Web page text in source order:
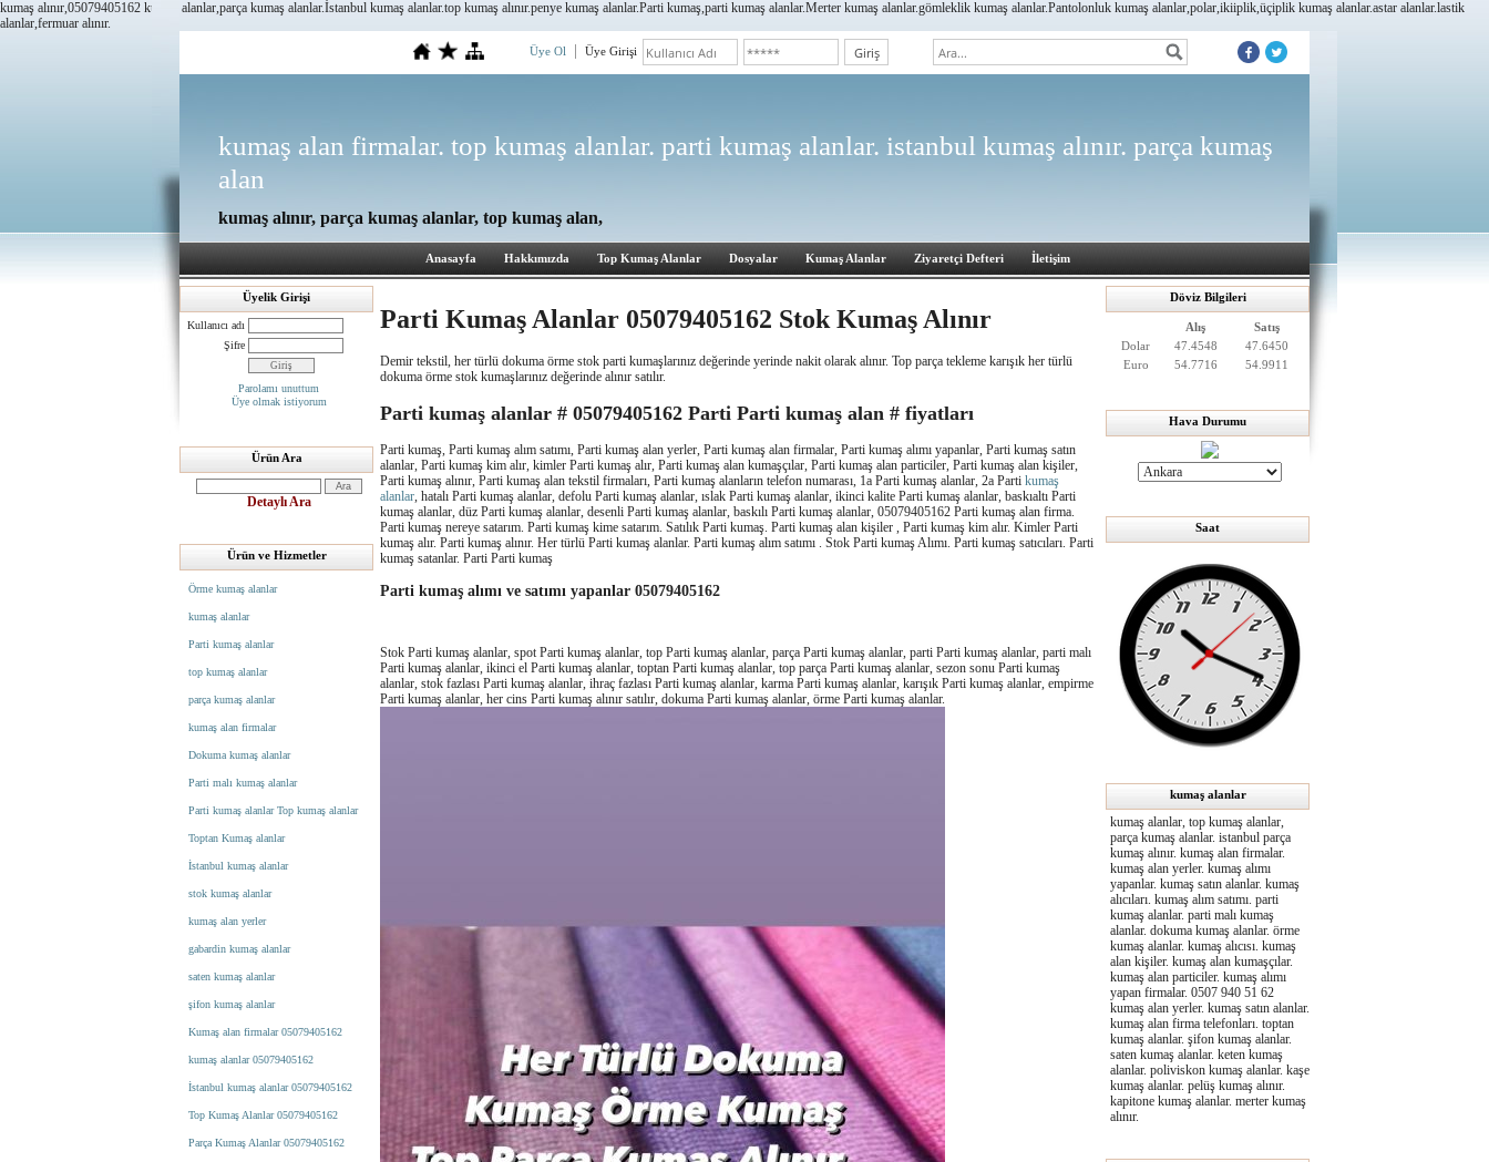
kumaş alınır,05079405162 kumaş alanlar,parça kumaş alanlar.İstanbul kumaş alanlar.top kumaş alınır.penye kumaş alanlar.Parti kumaş,parti kumaş alanlar.Merter kumaş alanlar.gömleklik kumaş alanlar.Pantolonluk kumaş alanlar,polar,ikiiplik,üçiplik kumaş alanlar.astar alanlar.lastik
alanlar,fermuar alınır.
Üye Ol Üye Girişi
kumaş alan firmalar. top kumaş alanlar. parti kumaş alanlar. istanbul kumaş alınır. parça kumaş
alan
kumaş alınır, parça kumaş alanlar, top kumaş alan,
Anasayfa Hakkımızda Top Kumaş Alanlar Dosyalar Kumaş Alanlar Ziyaretçi Defteri İletişim
Üyelik Girişi
Kullanıcı adı
Şifre
Parolamı unuttum
Üye olmak istiyorum
Ürün Ara
Detaylı Ara
Ürün ve Hizmetler
Örme kumaş alanlar
kumaş alanlar
Parti kumaş alanlar
top kumaş alanlar
parça kumaş alanlar
kumaş alan firmalar
Dokuma kumaş alanlar
Parti malı kumaş alanlar
Parti kumaş alanlar Top kumaş alanlar
Toptan Kumaş alanlar
İstanbul kumaş alanlar
stok kumaş alanlar
kumaş alan yerler
gabardin kumaş alanlar
saten kumaş alanlar
şifon kumaş alanlar
Kumaş alan firmalar 05079405162
kumaş alanlar 05079405162
İstanbul kumaş alanlar 05079405162
Top Kumaş Alanlar 05079405162
Parça Kumaş Alanlar 05079405162
Parti Kumaş Alanlar 05079405162 Stok Kumaş Alınır
Demir tekstil, her türlü dokuma örme stok parti kumaşlarınız değerinde yerinde nakit olarak alınır. Top parça tekleme karışık her türlü
dokuma örme stok kumaşlarınız değerinde alınır satılır.
Parti kumaş alanlar # 05079405162 Parti Parti kumaş alan # fiyatları
Parti kumaş, Parti kumaş alım satımı, Parti kumaş alan yerler, Parti kumaş alan firmalar, Parti kumaş alımı yapanlar, Parti kumaş satın
alanlar, Parti kumaş kim alır, kimler Parti kumaş alır, Parti kumaş alan kumaşçılar, Parti kumaş alan particiler, Parti kumaş alan kişiler,
Parti kumaş alınır, Parti kumaş alan tekstil firmaları, Parti kumaş alanların telefon numarası, 1a Parti kumaş alanlar, 2a Parti kumaş
alanlar, hatalı Parti kumaş alanlar, defolu Parti kumaş alanlar, ıslak Parti kumaş alanlar, ikinci kalite Parti kumaş alanlar, baskıaltı Parti
kumaş alanlar, düz Parti kumaş alanlar, desenli Parti kumaş alanlar, baskılı Parti kumaş alanlar, 05079405162 Parti kumaş alan firma.
Parti kumaş nereye satarım. Parti kumaş kime satarım. Satılık Parti kumaş. Parti kumaş alan kişiler , Parti kumaş kim alır. Kimler Parti
kumaş alır. Parti kumaş alınır. Her türlü Parti kumaş alanlar. Parti kumaş alım satımı . Stok Parti kumaş Alımı. Parti kumaş satıcıları. Parti
kumaş satanlar. Parti Parti kumaş
Parti kumaş alımı ve satımı yapanlar 05079405162
Stok Parti kumaş alanlar, spot Parti kumaş alanlar, top Parti kumaş alanlar, parça Parti kumaş alanlar, parti Parti kumaş alanlar, parti malı
Parti kumaş alanlar, ikinci el Parti kumaş alanlar, toptan Parti kumaş alanlar, top parça Parti kumaş alanlar, sezon sonu Parti kumaş
alanlar, stok fazlası Parti kumaş alanlar, ihraç fazlası Parti kumaş alanlar, karma Parti kumaş alanlar, karışık Parti kumaş alanlar, empirme
Parti kumaş alanlar, her cins Parti kumaş alınır satılır, dokuma Parti kumaş alanlar, örme Parti kumaş alanlar.
Döviz Bilgileri
Alış
Satış
Dolar
47.4548
47.6450
Euro
54.7716 54.9911
Hava Durumu
Saat
kumaş alanlar
kumaş alanlar, top kumaş alanlar,
parça kumaş alanlar. istanbul parça
kumaş alınır. kumaş alan firmalar.
kumaş alan yerler. kumaş alımı
yapanlar. kumaş satın alanlar. kumaş
alıcıları. kumaş alım satımı. parti
kumaş alanlar. parti malı kumaş
alanlar. dokuma kumaş alanlar. örme
kumaş alanlar. kumaş alıcısı. kumaş
alan kişiler. kumaş alan kumaşçılar.
kumaş alan particiler. kumaş alımı
yapan firmalar. 0507 940 51 62
kumaş alan yerler. kumaş satın alanlar.
kumaş alan firma telefonları. toptan
kumaş alanlar. şifon kumaş alanlar.
saten kumaş alanlar. keten kumaş
alanlar. poliviskon kumaş alanlar. kaşe
kumaş alanlar. pelüş kumaş alınır.
kapitone kumaş alanlar. merter kumaş
alınır.